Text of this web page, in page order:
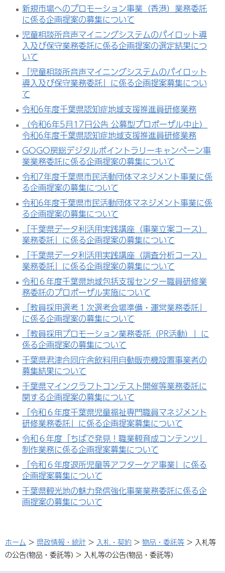
新規市場へのプロモーション事業（香港）業務委託
に係る企画提案の募集について
児童相談所音声マイニングシステムのパイロット導
入及び保守業務委託に係る企画提案の選定結果につ
いて
「児童相談所音声マイニングシステムのパイロット
導入及び保守業務委託」に係る企画提案募集につい
て
令和6年度千葉県認知症地域支援推進員研修業務
（令和6年5月17日公告 公募型プロポーザル中止）
令和6年度千葉県認知症地域支援推進員研修業務
GOGO房総デジタルポイントラリーキャンペーン事
業業務委託に係る企画提案の募集について
令和7年度千葉県市民活動団体マネジメント事業に係
る企画提案の募集について
令和6年度千葉県市民活動団体マネジメント事業に係
る企画提案の募集について
「千葉県データ利活用実践講座（事業立案コース）
業務委託」に係る企画提案の募集について
「千葉県データ利活用実践講座（調査分析コース）
業務委託」に係る企画提案の募集について
令和６年度千葉県地域包括支援センター職員研修業
務委託のプロポーザル実施について
「教員採用選考１次選考会場準備・運営業務委託」
に係る企画提案の募集について
「教員採用プロモーション業務委託（PR活動）」に
係る企画提案の募集について
千葉県君津合同庁舎飲料用自動販売機設置事業者の
募集結果について
千葉県マインクラフトコンテスト開催等業務委託に
関する企画提案の募集について
「令和６年度千葉県児童福祉専門職員マネジメント
研修業務委託」に係る企画提案募集について
令和６年度「ちばで発見！職業観育成コンテンツ」
制作業務に係る企画提案募集について
「令和６年度退所児童等アフターケア事業」に係る
企画提案募集について
千葉県観光地の魅力発信強化事業業務委託に係る企
画提案の募集について
ホーム > 県政情報・統計 > 入札・契約 > 物品・委託等 > 入札等
の公告(物品・委託等) > 入札等の公告(物品・委託等)